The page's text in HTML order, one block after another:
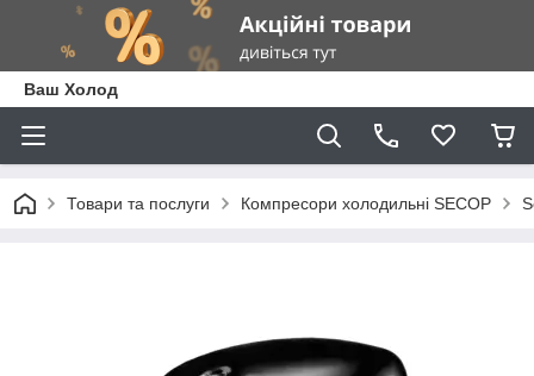
Ваш Холод
Товари та послуги Компресори холодильні SECOP